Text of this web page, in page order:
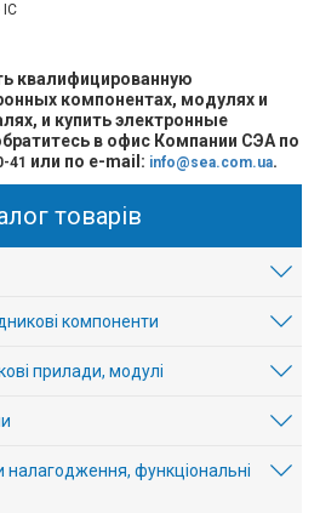
IC
квалифицированную
компонентах, модулях и
и купить электронные
в офис Компании СЭА по
41 или по e-mail: info@sea.com.ua.
товарів
компоненти
прилади, модулі
налагодження, функціональні